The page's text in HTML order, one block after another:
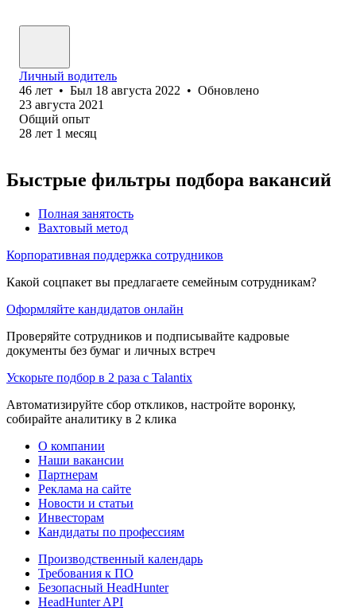
Личный водитель
46 лет • Был 18 августа 2022 • Обновлено
23 августа 2021
Общий опыт
28 лет 1 месяц
Быстрые фильтры подбора вакансий
Полная занятость
Вахтовый метод
Корпоративная поддержка сотрудников
Какой соцпакет вы предлагаете семейным сотрудникам?
Оформляйте кандидатов онлайн
Проверяйте сотрудников и подписывайте кадровые
документы без бумаг и личных встреч
Ускорьте подбор в 2 раза с Talantix
Автоматизируйте сбор откликов, настройте воронку,
собирайте аналитику в 2 клика
О компании
Наши вакансии
Партнерам
Реклама на сайте
Новости и статьи
Инвесторам
Кандидаты по профессиям
Производственный календарь
Требования к ПО
Безопасный HeadHunter
HeadHunter API